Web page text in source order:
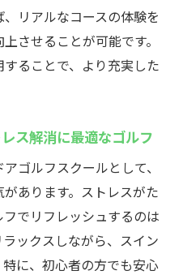
リアルなコースの体験を
させることが可能です。
ることで、より充実した
ス解消に最適なゴルフ
ゴルフスクールとして、
あります。ストレスがた
でリフレッシュするのは
ックスしながら、スイン
に、初心者の方でも安心